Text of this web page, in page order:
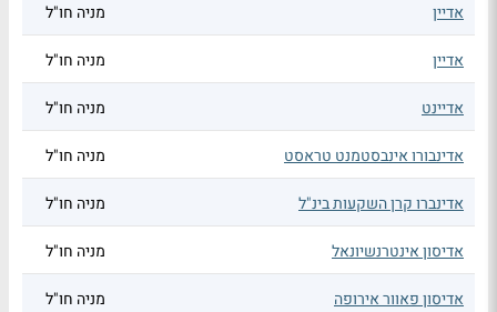
אדיין מניה חו"ל
אדיין מניה חו"ל
אדיינט מניה חו"ל
אדינבורו אינבסטמנט טראסט מניה חו"ל
אדינברו קרן השקעות בינ"ל מניה חו"ל
אדיסון אינטרנשיונאל מניה חו"ל
אדיסון פאוור אירופה מניה חו"ל